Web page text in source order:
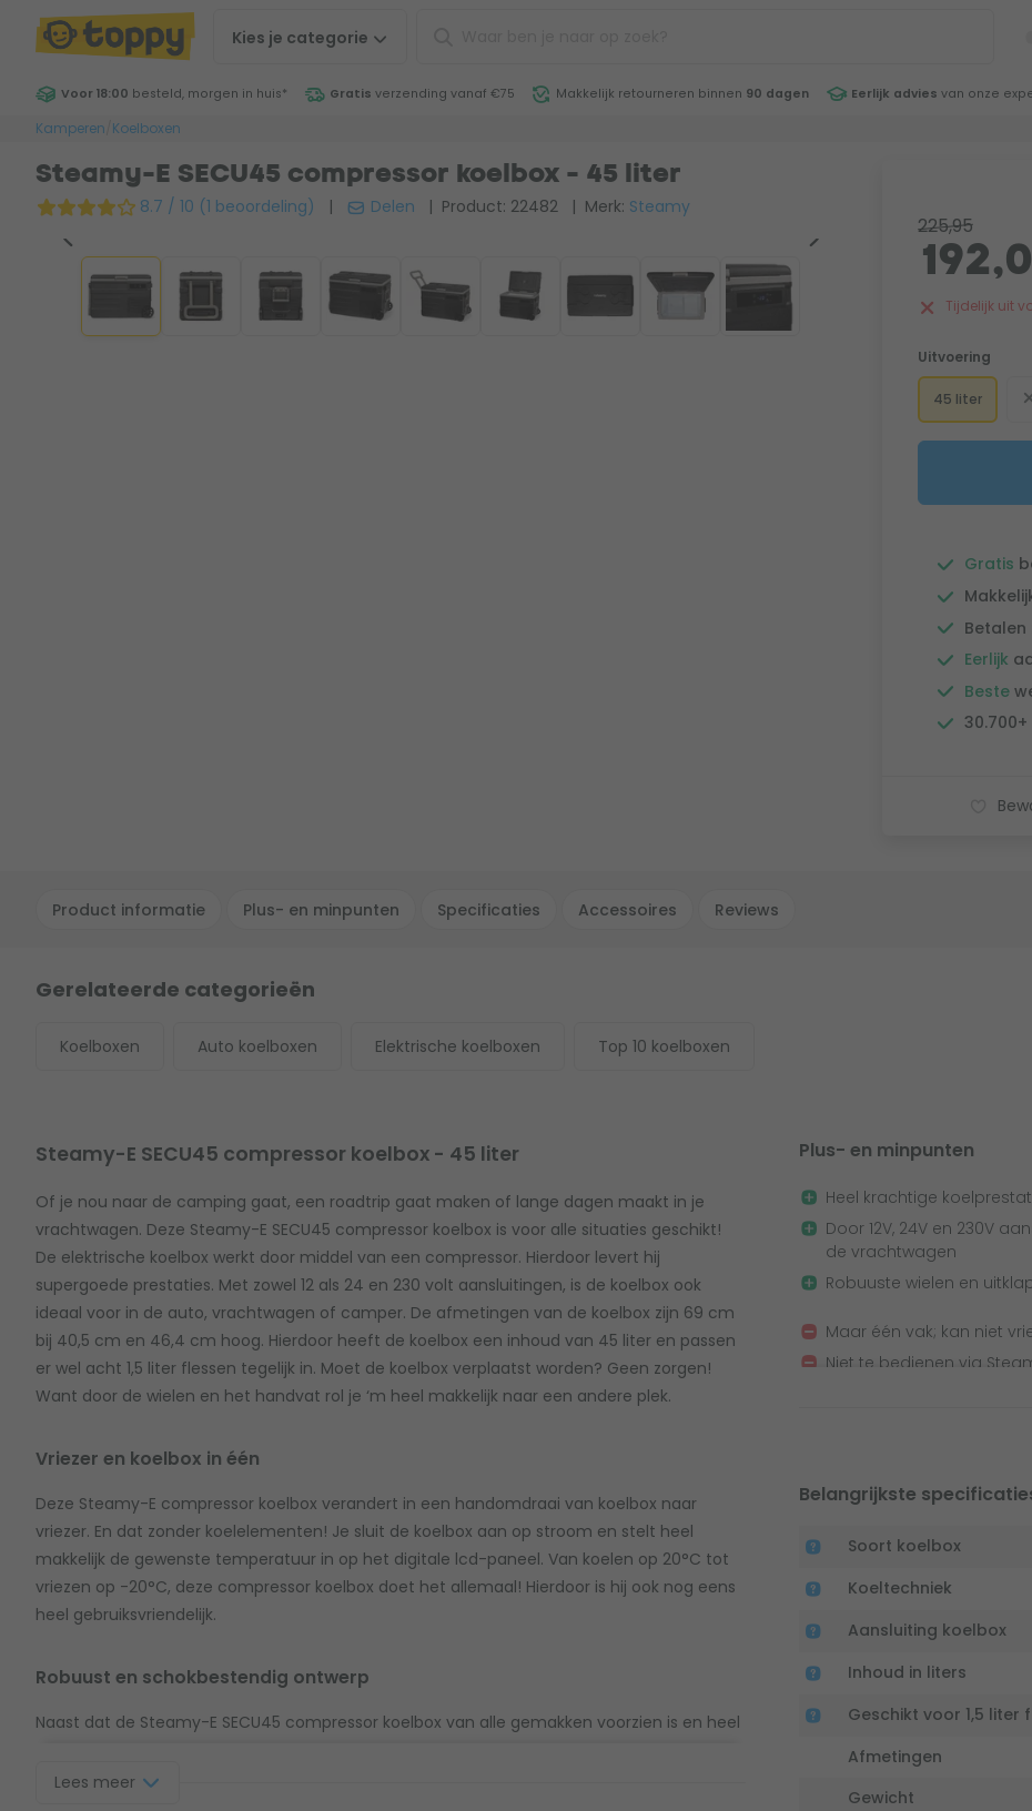
Kies je categorie
Voor 18:00 besteld, morgen in huis* Gratis verzending vanaf €75 Makkelijk retourneren binnen 90 dagen Eerlijk advies van onze
Kamperen Koelboxen
Steamy-E SECU45 compressor koelbox - 45 liter
8.7 / 10 (1 beoordeling) | Delen | Product: 22482 | Merk: Steamy
225,95
Tijdelijk uit
Uitvoering
45 liter
Gratis
Betalen
Eerlijk
Beste
Product informatie Plus- en minpunten Specificaties Accessoires Reviews
Gerelateerde categorieën
Koelboxen Auto koelboxen Elektrische koelboxen Top 10 koelboxen
Steamy-E SECU45 compressor koelbox - 45 liter
Of je nou naar de camping gaat, een roadtrip gaat maken of lange dagen maakt in je
vrachtwagen. Deze Steamy-E SECU45 compressor koelbox is voor alle situaties geschikt!
De elektrische koelbox werkt door middel van een compressor. Hierdoor levert hij
supergoede prestaties. Met zowel 12 als 24 en 230 volt aansluitingen, is de koelbox ook
ideaal voor in de auto, vrachtwagen of camper. De afmetingen van de koelbox zijn 69 cm
bij 40,5 cm en 46,4 cm hoog. Hierdoor heeft de koelbox een inhoud van 45 liter en passen
er wel acht 1,5 liter flessen tegelijk in. Moet de koelbox verplaatst worden? Geen zorgen!
Want door de wielen en het handvat rol je ‘m heel makkelijk naar een andere plek.
Vriezer en koelbox in één
Deze Steamy-E compressor koelbox verandert in een handomdraai van koelbox naar
vriezer. En dat zonder koelelementen! Je sluit de koelbox aan op stroom en stelt heel
makkelijk de gewenste temperatuur in op het digitale lcd-paneel. Van koelen op 20°C tot
vriezen op -20°C, deze compressor koelbox doet het allemaal! Hierdoor is hij ook nog eens
heel gebruiksvriendelijk.
Robuust en schokbestendig ontwerp
Naast dat de Steamy-E SECU45 compressor koelbox van alle gemakken voorzien is en heel
materiaal is gemaakt. Zo gaat hij lekker lang mee. Het schokbestendige ontwerp zorgt
Lees meer
Plus- en minpunten
Heel krachtige
Door 12V, 24V en 230V
de vrachtwagen
Robuuste wielen en
Maar één vak; kan niet
Niet te bedienen via
Belangrijkste
Soort koelbox
Koeltechniek
Aansluiting koelbox
Inhoud in liters
Geschikt voor 1,5 liter
Afmetingen
Gewicht